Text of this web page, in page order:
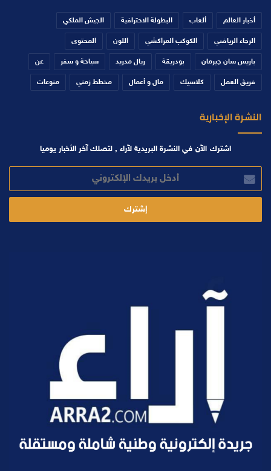
أخبار العالم ألعاب البطولة الاحترافية الجيش الملكي
الرجاء الرياضي الكوكب المراكشي اللون المحتوى
باريس سان جيرمان بودريقة ريال مدريد سياحة و سفر عن
فريق العمل كلاسيك مال و أعمال مخطط زمني منوعات
النشرة الإخبارية
اشترك الآن في النشرة البريدية لآراء , لتصلك آخر الأخبار يوميا
بريدك
الإلكتروني